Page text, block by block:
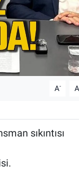
A- A
sıkıntısı